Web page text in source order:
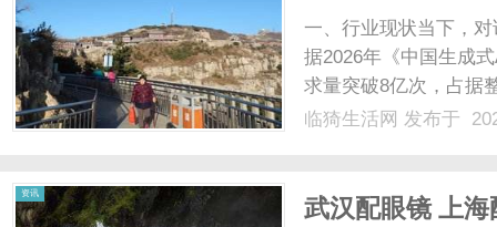
新基建
一、行业现状当下，
据2026年《中国生成
求量突破8亿次，占据
包、DeepSeek等AI工
临猗生活网 发布于
资讯
武汉配眼镜 上海